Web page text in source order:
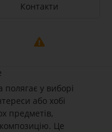
Контакти
у виборі
або хобі
предметів,
Це